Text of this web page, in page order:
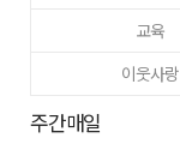
교육
이웃사랑
주간매일